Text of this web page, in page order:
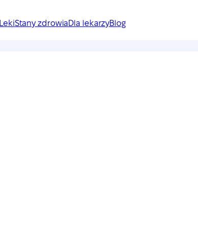
LekiStany zdrowiaDla lekarzyBlog